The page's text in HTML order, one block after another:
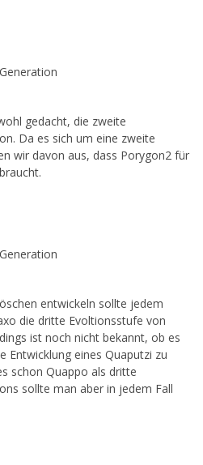
gedacht, die zweite
Da es sich um eine zweite
wir davon aus, dass Porygon2 für
entwickeln sollte jedem
die dritte Evoltionsstufe von
ist noch nicht bekannt, ob es
Entwicklung eines Quaputzi zu
schon Quappo als dritte
sollte man aber in jedem Fall